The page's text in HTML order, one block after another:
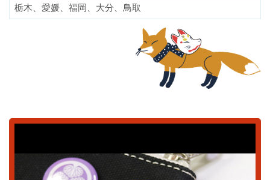
栃木、愛媛、福岡、大分、鳥取